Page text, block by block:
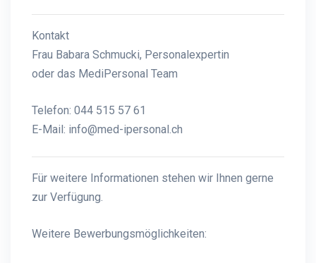
Kontakt
Frau Babara Schmucki, Personalexpertin
oder das MediPersonal Team
Telefon: 044 515 57 61
E-Mail: info@med-ipersonal.ch
Für weitere Informationen stehen wir Ihnen gerne
zur Verfügung.
Weitere Bewerbungsmöglichkeiten: